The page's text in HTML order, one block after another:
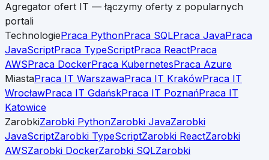
Agregator ofert IT — łączymy oferty z popularnych
portali
TechnologiePraca PythonPraca SQLPraca JavaPraca
JavaScriptPraca TypeScriptPraca ReactPraca
AWSPraca DockerPraca KubernetesPraca Azure
MiastaPraca IT WarszawaPraca IT KrakówPraca IT
WrocławPraca IT GdańskPraca IT PoznańPraca IT
Katowice
ZarobkiZarobki PythonZarobki JavaZarobki
JavaScriptZarobki TypeScriptZarobki ReactZarobki
AWSZarobki DockerZarobki SQLZarobki